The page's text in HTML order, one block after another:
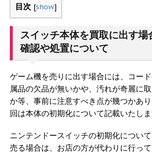
目次 [show]
スイッチ本体を買取に出す場
確認や処置について
ゲーム機を売りに出す場合には、コー
属品の欠品が無いかや、汚れが奇麗に
か等、事前に注意すべき点が幾つか
回は本体の初期化について記載いたしま
ニンテンドースイッチの初期化につい
売る場合は、お店の方が代わりに行っ